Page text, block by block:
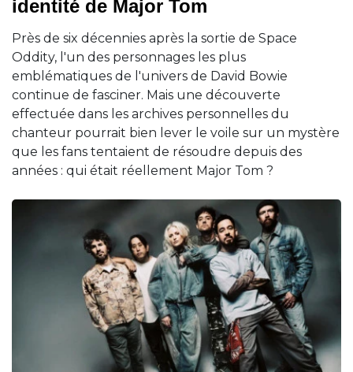
identité de Major Tom
Près de six décennies après la sortie de Space
Oddity, l'un des personnages les plus
emblématiques de l'univers de David Bowie
continue de fasciner. Mais une découverte
effectuée dans les archives personnelles du
chanteur pourrait bien lever le voile sur un mystère
que les fans tentaient de résoudre depuis des
années : qui était réellement Major Tom ?